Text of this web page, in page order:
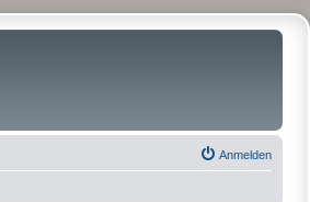
Anmelden